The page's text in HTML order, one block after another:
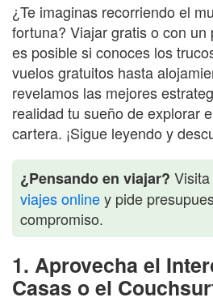
¿Te imaginas recorriendo el
fortuna? Viajar gratis o con un
es posible si conoces los
vuelos gratuitos hasta
revelamos las mejores
realidad tu sueño de explorar
cartera. ¡Sigue leyendo y
¿Pensando en viajar?
viajes onliney pide
compromiso.
1. Aprovecha el
Casas o el